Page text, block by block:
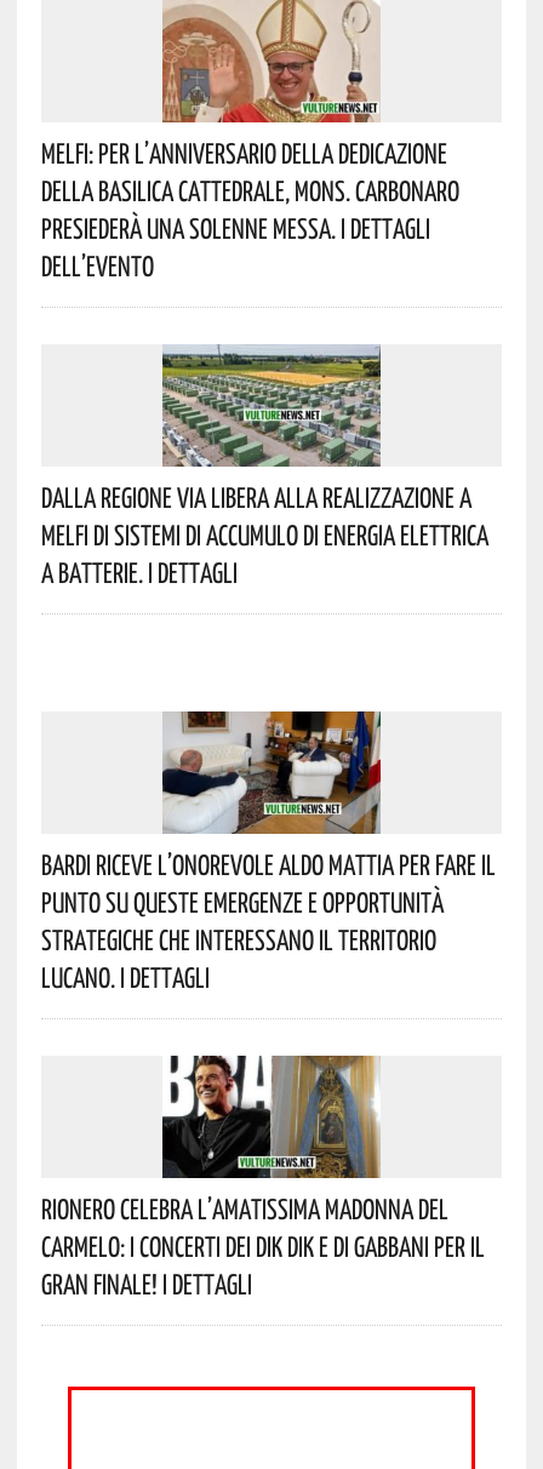
Melfi: Per L’anniversario Della Dedicazione
Della Basilica Cattedrale, Mons. Carbonaro
Presiederà Una Solenne Messa. I Dettagli
Dell’evento
Dalla Regione Via Libera Alla Realizzazione A
Melfi Di Sistemi Di Accumulo Di Energia Elettrica
A Batterie. I Dettagli
Bardi Riceve L’onorevole Aldo Mattia Per Fare Il
Punto Su Queste Emergenze E Opportunità
Strategiche Che Interessano Il Territorio
Lucano. I Dettagli
Rionero Celebra L’amatissima Madonna Del
Carmelo: I Concerti Dei DIK DIK E Di Gabbani Per Il
Gran Finale! I Dettagli